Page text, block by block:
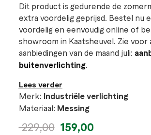
Dit product is gedurende de
extra voordelig geprijsd. Bestel nu
voordelig en eenvoudig online of
showroom in Kaatsheuvel. Zie voor
aanbiedingen van de maand juli:
buitenverlichting.
Lees verder
Merk: Industriële verlichting
Materiaal: Messing
229,00 159,00